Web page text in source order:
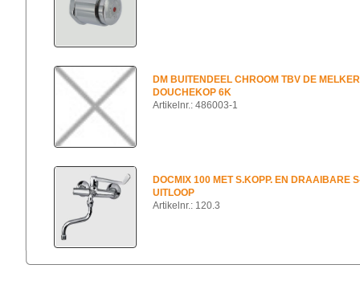
DM BUITENDEEL CHROOM TBV DE MELKER
DOUCHEKOP 6K
Artikelnr.: 486003-1
DOCMIX 100 MET S.KOPP. EN DRAAIBARE
UITLOOP
Artikelnr.: 120.3